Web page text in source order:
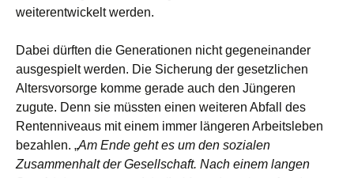
weiterentwickelt werden.
Dabei dürften die Generationen nicht gegeneinander
ausgespielt werden. Die Sicherung der gesetzlichen
Altersvorsorge komme gerade auch den Jüngeren
zugute. Denn sie müssten einen weiteren Abfall des
Rentenniveaus mit einem immer längeren Arbeitsleben
bezahlen. „Am Ende geht es um den sozialen
Zusammenhalt der Gesellschaft. Nach einem langen